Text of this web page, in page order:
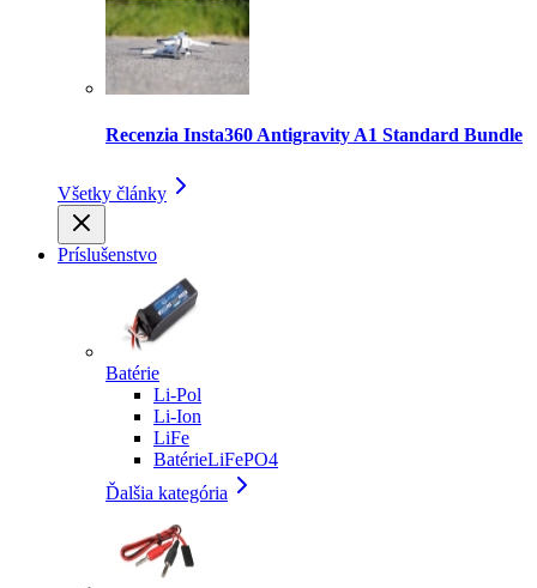
Recenzia Insta360 Antigravity A1 Standard Bundle
Všetky články
Príslušenstvo
Batérie
Li-Pol
Li-Ion
LiFe
BatérieLiFePO4
Ďalšia kategória